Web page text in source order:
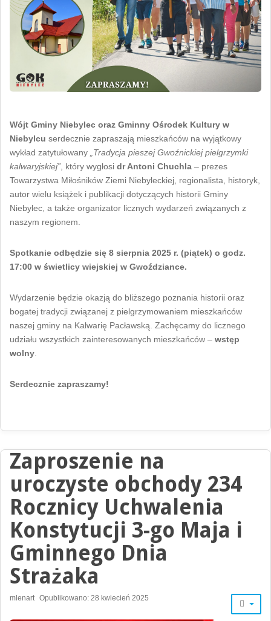
Wójt Gminy Niebylec oraz Gminny Ośrodek Kultury w
Niebylcu serdecznie zapraszają mieszkańców na wyjątkowy
wykład zatytułowany
„Tradycja pieszej Gwoźnickiej pielgrzymki
kalwaryjskiej” , który wygłosi dr Antoni Chuchla – prezes
Towarzystwa Miłośników Ziemi Niebyleckiej, regionalista, historyk,
autor wielu książek i publikacji dotyczących historii Gminy
Niebylec, a także organizator licznych wydarzeń związanych z
naszym regionem.
Spotkanie odbędzie się 8 sierpnia 2025 r. (piątek) o godz.
17:00 w świetlicy wiejskiej w Gwoździance.
Wydarzenie będzie okazją do bliższego poznania historii oraz
bogatej tradycji związanej z pielgrzymowaniem mieszkańców
naszej gminy na Kalwarię Pacławską. Zachęcamy do licznego
udziału wszystkich zainteresowanych mieszkańców – wstęp
wolny
Serdecznie zapraszamy!
Zaproszenie na
uroczyste obchody 234
Rocznicy Uchwalenia
Konstytucji 3-go Maja i
Gminnego Dnia
Strażaka
mlenart Opublikowano: 28 kwiecień 2025